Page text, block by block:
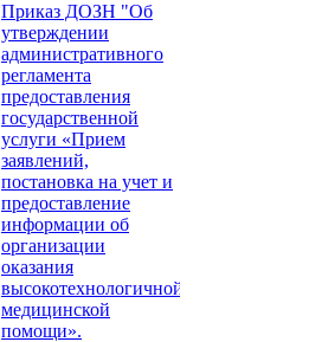
Приказ ДОЗН "Об
утверждении
административного
регламента
предоставления
государственной
услуги «Прием
заявлений,
постановка на учет и
предоставление
информации об
организации
оказания
высокотехнологичной
медицинской
помощи».